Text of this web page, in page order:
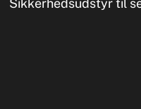
Sikkerhedsudstyr til